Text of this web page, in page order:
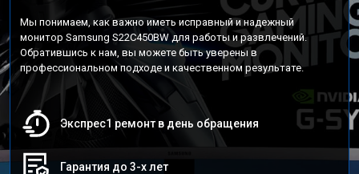
Мы понимаем, как важно иметь исправный и надежный
монитор Samsung S22C450BW для работы и развлечений.
Обратившись к нам, вы можете быть уверены в
профессиональном подходе и качественном результате.
Экспрес1 ремонт в день обращения
Гарантия до 3-х лет